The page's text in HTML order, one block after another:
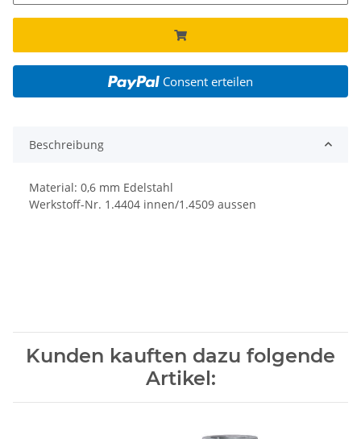
Consent erteilen
Beschreibung
Material: 0,6 mm Edelstahl
Werkstoff-Nr. 1.4404 innen/1.4509 aussen
Kunden kauften dazu folgende
Artikel: